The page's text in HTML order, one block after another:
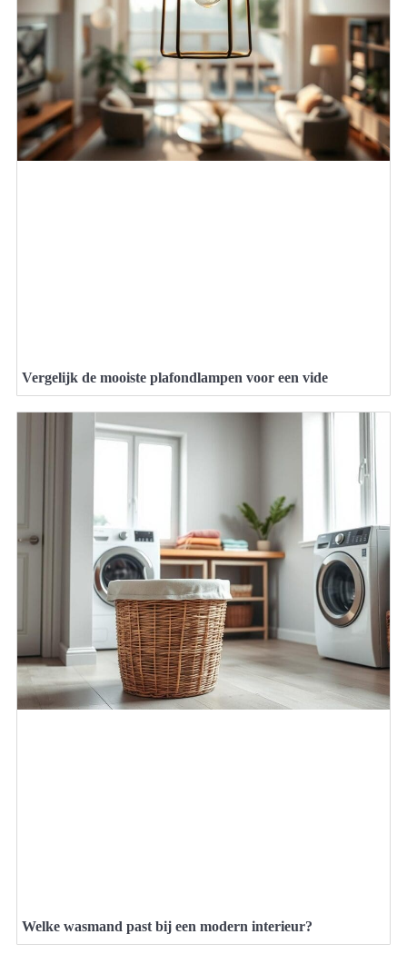
Vergelijk de mooiste plafondlampen voor een vide
Welke wasmand past bij een modern interieur?